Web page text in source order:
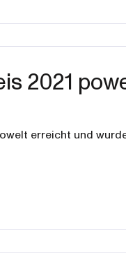
2021
erreicht und